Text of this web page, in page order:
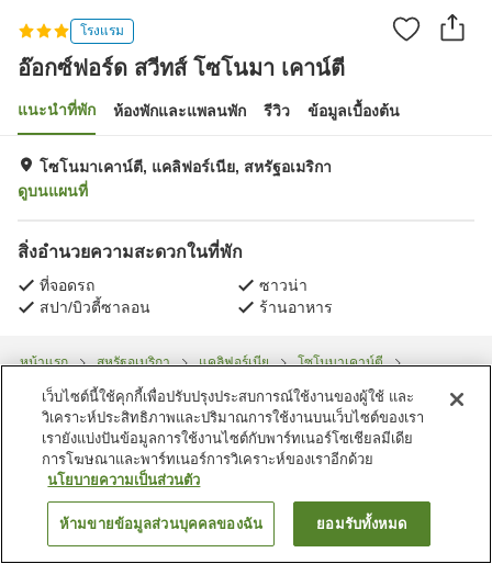
โรงแรม
อ๊อกซ์ฟอร์ด สวีทส์ โซโนมา เคาน์ตี
แนะนำที่พัก ห้องพักและแพลนพัก รีวิว ข้อมูลเบื้องต้น
โซโนมาเคาน์ตี, แคลิฟอร์เนีย, สหรัฐอเมริกา
ดูบนแผนที่
สิ่งอำนวยความสะดวกในที่พัก
ที่จอดรถ
ซาวน่า
สปา/บิวตี้ซาลอน
ร้านอาหาร
หน้าแรก สหรัฐอเมริกา แคลิฟอร์เนีย
โซโนมาเคาน์ตี
อ๊อกซ์ฟอร์ด สวีทส์ โซโนมา เคาน์ตี
ค้นหาห้องพัก
เว็บไซต์นี้ใช้คุกกี้เพื่อปรับปรุงประสบการณ์ใช้งานของผู้ใช้ และ
วิเคราะห์ประสิทธิภาพและปริมาณการใช้งานบนเว็บไซต์ของเรา
เรายังแบ่งปันข้อมูลการใช้งานไซต์กับพาร์ทเนอร์โซเชียลมีเดีย
การโฆษณาและพาร์ทเนอร์การวิเคราะห์ของเราอีกด้วย
นโยบายความเป็นส่วนตัว
ห้ามขายข้อมูลส่วนบุคคลของฉัน ยอมรับทั้งหมด